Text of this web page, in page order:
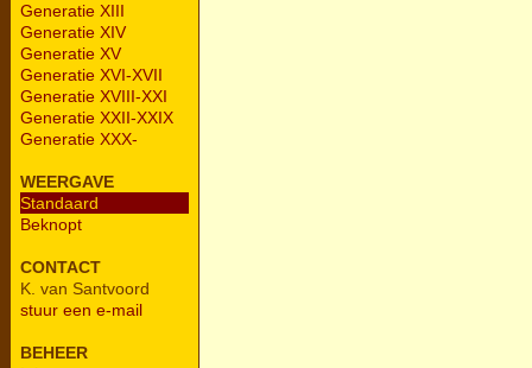
Generatie XIII
Generatie XIV
Generatie XV
Generatie XVI-XVII
Generatie XVIII-XXI
Generatie XXII-XXIX
Generatie XXX-
WEERGAVE
Standaard
Beknopt
CONTACT
K. van Santvoord
stuur een e-mail
BEHEER